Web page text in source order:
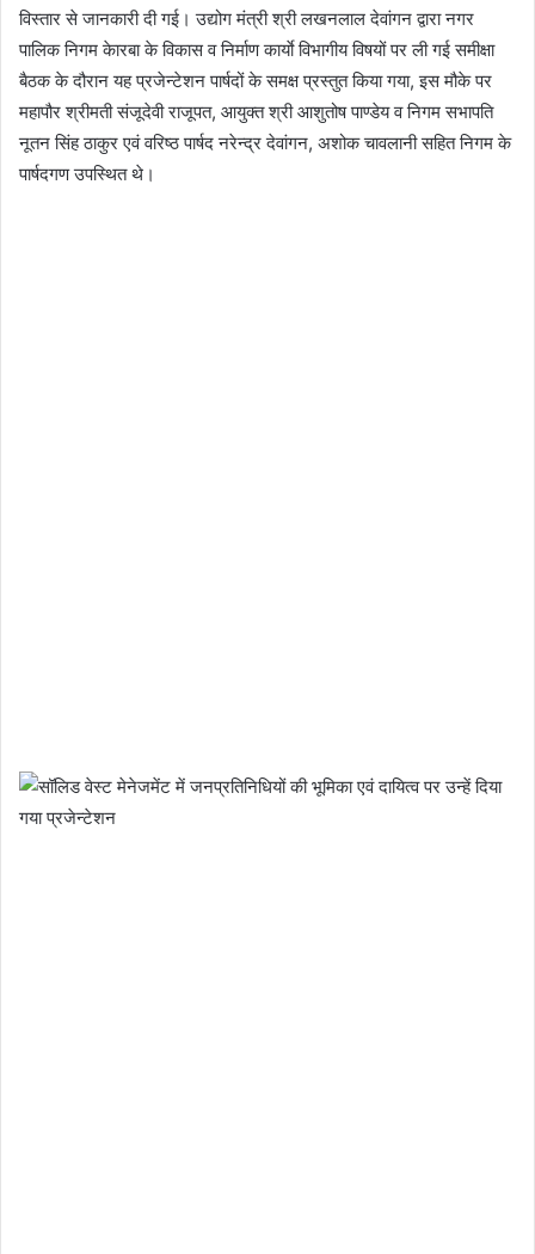
विस्तार से जानकारी दी गई। उद्योग मंत्री श्री लखनलाल देवांगन द्वारा नगर
पालिक निगम केारबा के विकास व निर्माण कार्याे विभागीय विषयों पर ली गई समीक्षा
बैठक के दौरान यह प्रजेन्टेशन पार्षदों के समक्ष प्रस्तुत किया गया, इस मौके पर
महापौर श्रीमती संजूदेवी राजूपत, आयुक्त श्री आशुतोष पाण्डेय व निगम सभापति
नूतन सिंह ठाकुर एवं वरिष्ठ पार्षद नरेन्द्र देवांगन, अशोक चावलानी सहित निगम के
पार्षदगण उपस्थित थे।